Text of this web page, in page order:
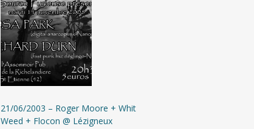
21/06/2003 – Roger Moore + Whit
Weed + Flocon @ Lézigneux